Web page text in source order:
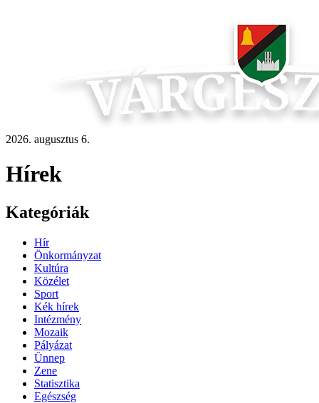
2026. augusztus 6.
Hírek
Kategóriák
Hír
Önkormányzat
Kultúra
Közélet
Sport
Kék hírek
Intézmény
Mozaik
Pályázat
Ünnep
Zene
Statisztika
Egészség